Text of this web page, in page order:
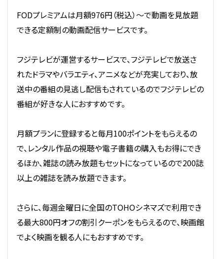
FODプレミアムは月額976円（税込）～で動画を見放題
できる定額制の動画配信サービスです。
フジテレビが運営するサービスで、フジテレビで放送さ
れたドラマやバラエティ、アニメなどが充実しており、放
送中の番組の見逃し配信もされているのでフジテレビの
番組が好きな人におすすめです。
月額プランに登録すると毎月100ポイントをもらえるの
で、レンタル作品の視聴や電子書籍の購入もお得にでき
るほか、雑誌の読み放題もセットになっているので200誌
以上の雑誌を読み放題できます。
さらに、毎週金曜日に全国のTOHOシネマズで利用でき
る最大800円オフの割引クーポンをもらえるので、映画館
でよく映画を観る人にもおすすめです。